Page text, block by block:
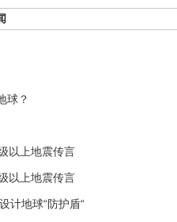
球？
以上地震传言
以上地震传言
计地球“防护盾“